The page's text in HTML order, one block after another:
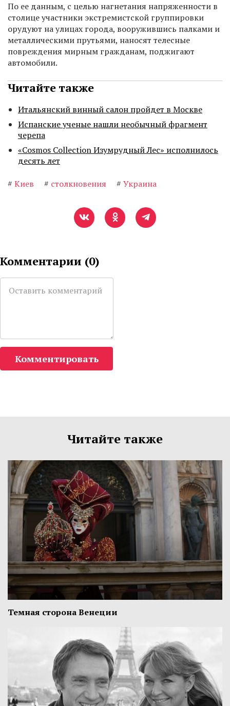
По ее данным, с целью нагнетания напряженности в
столице участники экстремистской группировки
орудуют на улицах города, вооружившись палками и
металлическими прутьями, наносят телесные
повреждения мирным гражданам, поджигают
автомобили.
Читайте также
Итальянский винный салон пройдет в Москве
Испанские ученые нашли необычный фрагмент
черепа
«Cosmos Collection Изумрудный Лес» исполнилось
десять лет
# Киев # столкновения # Украина
Комментарии (0)
Комментировать
Читайте также
Темная сторона Венеции